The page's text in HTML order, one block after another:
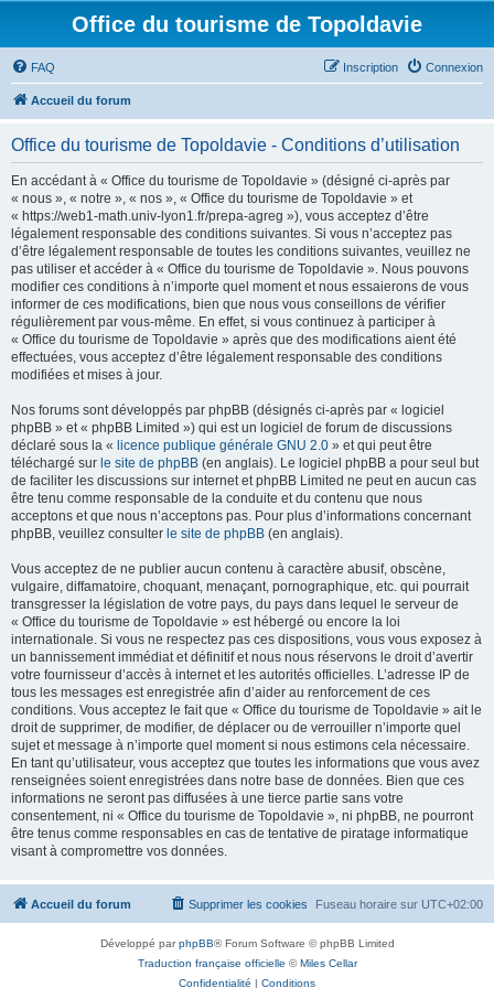
Office du tourisme de Topoldavie
FAQ Connexion
Inscription
Accueil du forum
Office du tourisme de Topoldavie - Conditions d’utilisation
En accédant à « Office du tourisme de Topoldavie » (désigné ci-après par
« nous », « notre », « nos », « Office du tourisme de Topoldavie » et
« https://web1-math.univ-lyon1.fr/prepa-agreg »), vous acceptez d’être
légalement responsable des conditions suivantes. Si vous n’acceptez pas
d’être légalement responsable de toutes les conditions suivantes, veuillez ne
pas utiliser et accéder à « Office du tourisme de Topoldavie ». Nous pouvons
modifier ces conditions à n’importe quel moment et nous essaierons de vous
informer de ces modifications, bien que nous vous conseillons de vérifier
régulièrement par vous-même. En effet, si vous continuez à participer à
« Office du tourisme de Topoldavie » après que des modifications aient été
effectuées, vous acceptez d’être légalement responsable des conditions
modifiées et mises à jour.
Nos forums sont développés par phpBB (désignés ci-après par « logiciel
phpBB » et « phpBB Limited ») qui est un logiciel de forum de discussions
déclaré sous la « licence publique générale GNU 2.0 » et qui peut être
téléchargé sur le site de phpBB (en anglais). Le logiciel phpBB a pour seul but
de faciliter les discussions sur internet et phpBB Limited ne peut en aucun cas
être tenu comme responsable de la conduite et du contenu que nous
acceptons et que nous n’acceptons pas. Pour plus d’informations concernant
phpBB, veuillez consulter le site de phpBB (en anglais).
Vous acceptez de ne publier aucun contenu à caractère abusif, obscène,
vulgaire, diffamatoire, choquant, menaçant, pornographique, etc. qui pourrait
transgresser la législation de votre pays, du pays dans lequel le serveur de
« Office du tourisme de Topoldavie » est hébergé ou encore la loi
internationale. Si vous ne respectez pas ces dispositions, vous vous exposez à
un bannissement immédiat et définitif et nous nous réservons le droit d’avertir
votre fournisseur d’accès à internet et les autorités officielles. L’adresse IP de
tous les messages est enregistrée afin d’aider au renforcement de ces
conditions. Vous acceptez le fait que « Office du tourisme de Topoldavie » ait le
droit de supprimer, de modifier, de déplacer ou de verrouiller n’importe quel
sujet et message à n’importe quel moment si nous estimons cela nécessaire.
En tant qu’utilisateur, vous acceptez que toutes les informations que vous avez
renseignées soient enregistrées dans notre base de données. Bien que ces
informations ne seront pas diffusées à une tierce partie sans votre
consentement, ni « Office du tourisme de Topoldavie », ni phpBB, ne pourront
être tenus comme responsables en cas de tentative de piratage informatique
visant à compromettre vos données.
Accueil du forum Fuseau horaire sur UTC+02:00
Supprimer les cookies
Développé parphpBB® Forum Software © phpBB Limited
Traduction française officielle ©Miles Cellar
Confidentialité | Conditions